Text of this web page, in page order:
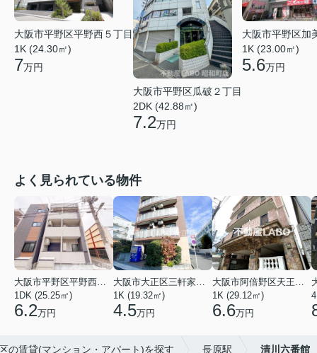
大阪市平野区平野西５丁目
1K (24.30㎡)
7万円
大阪市平野区瓜破２丁目
2DK (42.88㎡)
7.2万円
大阪市平野区加
1K (23.00㎡)
5.6万円
よく見られている物件
大阪市平野区平野西３丁目
1DK (25.25㎡)
6.2万円
大阪市大正区三軒家東４丁目
1K (19.32㎡)
4.5万円
大阪市阿倍野区天王寺町南２丁目
1K (29.12㎡)
6.6万円
の賃貸(マンション・アパート)を探す 長原駅 清川六番館